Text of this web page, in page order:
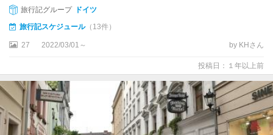
エ
ッ
シ
ン
ド
ル
ト
ム
旅行記グループ
ドイツ
旅行記スケジュール（13件）
27 2022/03/01～ by KHさん
投稿日：１年以上前